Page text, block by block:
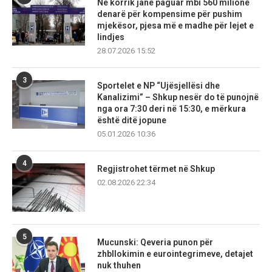
Në korrik janë paguar mbi 560 milionë
denarë për kompensime për pushim
mjekësor, pjesa më e madhe për lejet e
lindjes
28.07.2026 15:52
3
Sportelet e NP “Ujësjellësi dhe
Kanalizimi” – Shkup nesër do të punojnë
nga ora 7:30 deri në 15:30, e mërkura
është ditë jopune
05.01.2026 10:36
4
Regjistrohet tërmet në Shkup
02.08.2026 22:34
5
Mucunski: Qeveria punon për
zhbllokimin e eurointegrimeve, detajet
nuk thuhen